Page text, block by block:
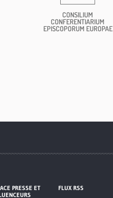
CONSILIUM
CONFERENTIARIUM
EPISCOPORUM EUROPAE
PRESSE ET
FLUX RSS